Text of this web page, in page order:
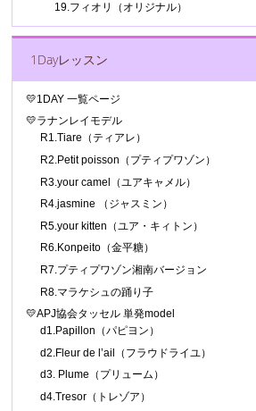
19.フィオリ（オリジナル）
1Dayレッスン
💛1DAY 一覧ページ
💛ラナンレイモデル
R1.Tiare（ティアレ）
R2.Petit poisson（プティプワゾン）
R3.your camel（ユアキャメル）
R4.jasmine （ジャスミン）
R5.your kitten（ユア・キィトン）
R6.Konpeito（金平糖）
R7.プティプワゾン湘南バージョン
R8.マラケシュの踊り子
💛APJ協会タッセル 単発model
d1.Papillon（パピヨン）
d2.Fleur de l’ail（フラウドライユ）
d3. Plume（プリューム）
d4.Tresor（トレゾア）